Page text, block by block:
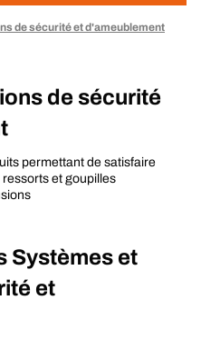
de sécurité et d'ameublement
de sécurité
permettant de satisfaire
et goupilles
Systèmes et
et